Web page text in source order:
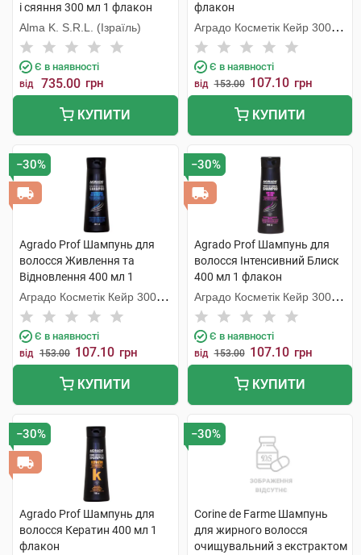
і сяяння 300 мл 1 флакон
Alma K. S.R.L. (Ізраїль)
Є в наявності
від 735.00 грн
КУПИТИ
флакон
Аградо Косметік Кейр 3000
С.Л.У.
Є в наявності
від 153.00 107.10 грн
КУПИТИ
−30%
Agrado Prof Шампунь для
волосся Живлення та
Відновлення 400 мл 1
флакон
Аградо Косметік Кейр 3000
С.Л.У.
Є в наявності
від 153.00 107.10 грн
КУПИТИ
−30%
Agrado Prof Шампунь для
волосся Інтенсивний Блиск
400 мл 1 флакон
Аградо Косметік Кейр 3000
С.Л.У.
Є в наявності
від 153.00 107.10 грн
КУПИТИ
−30%
Agrado Prof Шампунь для
волосся Кератин 400 мл 1
флакон
−30%
Corine de Farme Шампунь
для жирного волосся
очищувальний з екстрактом